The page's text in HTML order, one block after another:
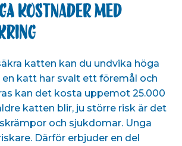
kostnader med
katten kan du undvika höga
katt har svalt ett föremål och
kan det kosta uppemot 25.000
katten blir, ju större risk är det
och sjukdomar. Unga
Därför erbjuder en del